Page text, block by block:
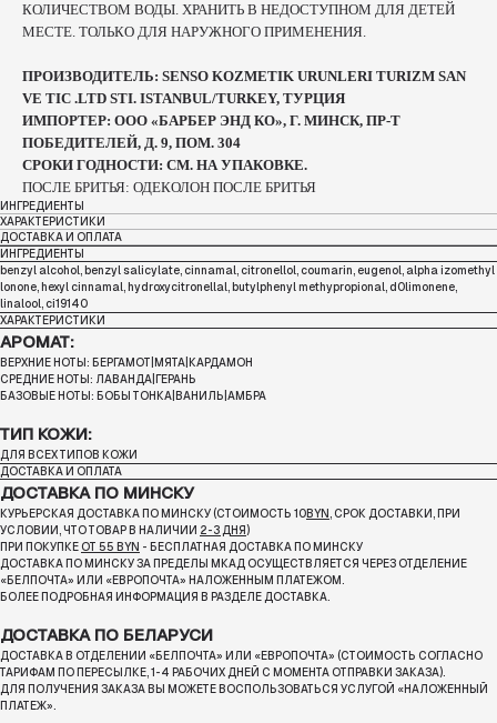
КОЛИЧЕСТВОМ ВОДЫ. ХРАНИТЬ В НЕДОСТУПНОМ ДЛЯ ДЕТЕЙ
МЕСТЕ. ТОЛЬКО ДЛЯ НАРУЖНОГО ПРИМЕНЕНИЯ.
ПРОИЗВОДИТЕЛЬ: SENSO KOZMETIK URUNLERI TURIZM SAN
VE TIC .LTD STI. ISTANBUL/TURKEY, ТУРЦИЯ
ИМПОРТЕР: ООО «БАРБЕР ЭНД КО», Г. МИНСК, ПР-Т
ПОБЕДИТЕЛЕЙ, Д. 9, ПОМ. 304
СРОКИ ГОДНОСТИ: СМ. НА УПАКОВКЕ.
ПОСЛЕ БРИТЬЯ: ОДЕКОЛОН ПОСЛЕ БРИТЬЯ
ИНГРЕДИЕНТЫ
ХАРАКТЕРИСТИКИ
ДОСТАВКА И ОПЛАТА
ИНГРЕДИЕНТЫ
benzyl alcohol, benzyl salicylate, cinnamal, citronellol, coumarin, eugenol, alpha izomethyl
lonone, hexyl cinnamal, hydroxycitronellal, butylphenyl methypropional, d0limonene,
linalool, ci19140
ХАРАКТЕРИСТИКИ
АРОМАТ:
ВЕРХНИЕ НОТЫ: БЕРГАМОТ|МЯТА|КАРДАМОН
СРЕДНИЕ НОТЫ: ЛАВАНДА|ГЕРАНЬ
БАЗОВЫЕ НОТЫ: БОБЫ ТОНКА|ВАНИЛЬ|АМБРА
ТИП КОЖИ:
ДЛЯ ВСЕХ ТИПОВ КОЖИ
ДОСТАВКА И ОПЛАТА
ДОСТАВКА ПО МИНСКУ
КУРЬЕРСКАЯ ДОСТАВКА ПО МИНСКУ (СТОИМОСТЬ 10BYN, СРОК ДОСТАВКИ, ПРИ
УСЛОВИИ, ЧТО ТОВАР В НАЛИЧИИ 2-3 ДНЯ )
ПРИ ПОКУПКЕ ОТ 55 BYN - БЕСПЛАТНАЯ ДОСТАВКА ПО МИНСКУ
ДОСТАВКА ПО МИНСКУ ЗА ПРЕДЕЛЫ МКАД ОСУЩЕСТВЛЯЕТСЯ ЧЕРЕЗ ОТДЕЛЕНИЕ
«БЕЛПОЧТА» ИЛИ «ЕВРОПОЧТА» НАЛОЖЕННЫМ ПЛАТЕЖОМ.
БОЛЕЕ ПОДРОБНАЯ ИНФОРМАЦИЯ В РАЗДЕЛЕ ДОСТАВКА.
ДОСТАВКА ПО БЕЛАРУСИ
ДОСТАВКА В ОТДЕЛЕНИИ «БЕЛПОЧТА» ИЛИ «ЕВРОПОЧТА» (СТОИМОСТЬ СОГЛАСНО
ТАРИФАМ ПО ПЕРЕСЫЛКЕ, 1-4 РАБОЧИХ ДНЕЙ С МОМЕНТА ОТПРАВКИ ЗАКАЗА).
ДЛЯ ПОЛУЧЕНИЯ ЗАКАЗА ВЫ МОЖЕТЕ ВОСПОЛЬЗОВАТЬСЯ УСЛУГОЙ «НАЛОЖЕННЫЙ
ПЛАТЕЖ».